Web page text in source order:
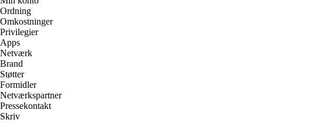
Ordning
Omkostninger
Privilegier
Apps
Netværk
Brand
Støtter
Formidler
Netværkspartner
Pressekontakt
Skriv